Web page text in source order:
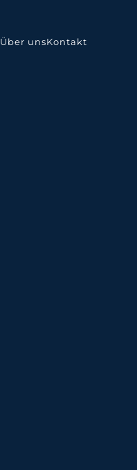
Über unsKontakt